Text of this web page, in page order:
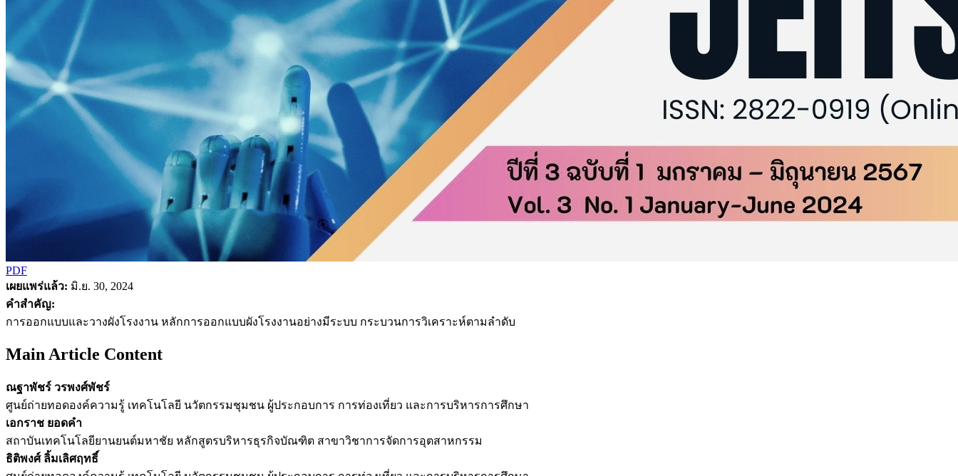
PDF
เผยแพร่แล้ว: มิ.ย. 30, 2024
คำสำคัญ:
การออกแบบและวางผังโรงงาน หลักการออกแบบผังโรงงานอย่างมีระบบ กระบวนการวิเคราะห์ตามลำดับ
Main Article Content
ณฐาพัชร์ วรพงศ์พัชร์
ศูนย์ถ่ายทอดองค์ความรู้ เทคโนโลยี นวัตกรรมชุมชน ผู้ประกอบการ การท่องเที่ยว และการบริหารการศึกษา
เอกราช ยอดคำ
สถาบันเทคโนโลยียานยนต์มหาชัย หลักสูตรบริหารธุรกิจบัณฑิต สาขาวิชาการจัดการอุตสาหกรรม
ธิติพงศ์ ลิ้มเลิศฤทธิ์